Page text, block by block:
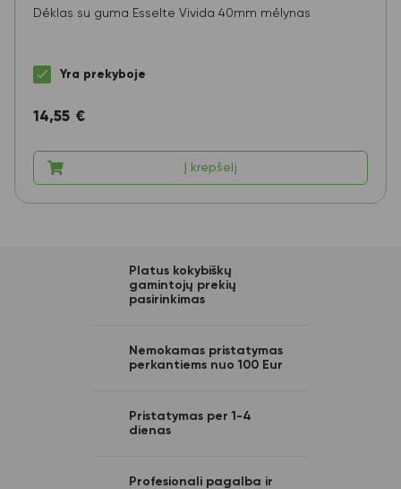
Dėklas su guma Esselte Vivida 40mm mėlynas
Yra prekyboje
14,55 €
Į krepšelį
Platus kokybiškų
gamintojų prekių
pasirinkimas
Nemokamas pristatymas
perkantiems nuo 100 Eur
Pristatymas per 1-4
dienas
Profesionali pagalba ir